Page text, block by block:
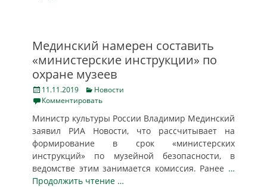
Мединский намерен составить
«министерские инструкции» по
охране музеев
Posted
on
11.11.2019 Categories
Новости
Комментировать
Министр культуры России Владимир Мединский
заявил РИА Новости, что рассчитывает на
формирование в срок «министерских
инструкций» по музейной безопасности, в
ведомстве этим занимается комиссия. Ранее …
Продолжить чтение …